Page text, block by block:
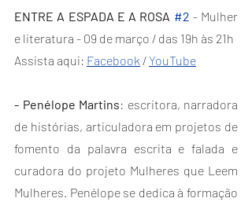
ENTRE A ESPADA E A ROSA #2 - Mulher
e literatura - 09 de março / das 19h às 21h
Assista aqui: Facebook / YouTube
- Penélope Martins: escritora, narradora
de histórias, articuladora em projetos de
fomento da palavra escrita e falada e
curadora do projeto Mulheres que Leem
Mulheres. Penélope se dedica à formação